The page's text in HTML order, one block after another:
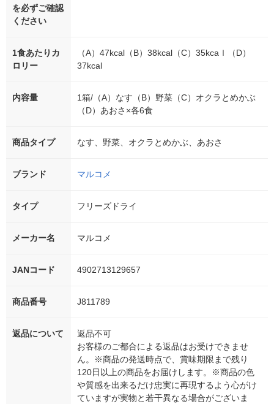
を必ずご確認
ください
1食あたりカ
ロリー
（A）47kcal（B）38kcal（C）35kcaｌ（D）
37kcal
内容量
1箱/（A）なす（B）野菜（C）オクラとめかぶ
（D）あおさ×各6食
商品タイプ なす、野菜、オクラとめかぶ、あおさ
ブランド マルコメ
タイプ フリーズドライ
メーカー名 マルコメ
JANコード 4902713129657
商品番号 J811789
返品について
返品不可
お客様のご都合による返品はお受けできませ
ん。※商品の発送時点で、賞味期限まで残り
120日以上の商品をお届けします。※商品の色
や質感を出来るだけ忠実に再現するよう心がけ
ていますが実物と若干異なる場合がございま